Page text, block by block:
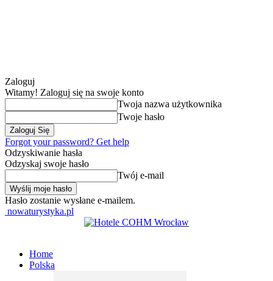
Zaloguj
Witamy! Zaloguj się na swoje konto
Twoja nazwa użytkownika
Twoje hasło
Forgot your password? Get help
Odzyskiwanie hasła
Odzyskaj swoje hasło
Twój e-mail
Hasło zostanie wysłane e-mailem.
nowaturystyka.pl
Home
Polska